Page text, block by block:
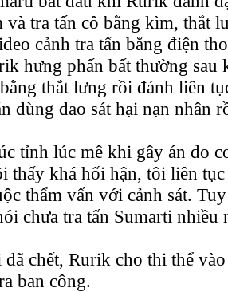
và tra tấn cô bằng kìm, thắt
cảnh tra tấn bằng điện
hưng phấn bất thường sau
thắt lưng rồi đánh liên
dùng dao sát hại nạn nhân
tỉnh lúc mê khi gây án do
thấy khá hối hận, tôi liên
thẩm vấn với cảnh sát.
chưa tra tấn Sumarti nhiều
chết, Rurik cho thi thể
ban công.